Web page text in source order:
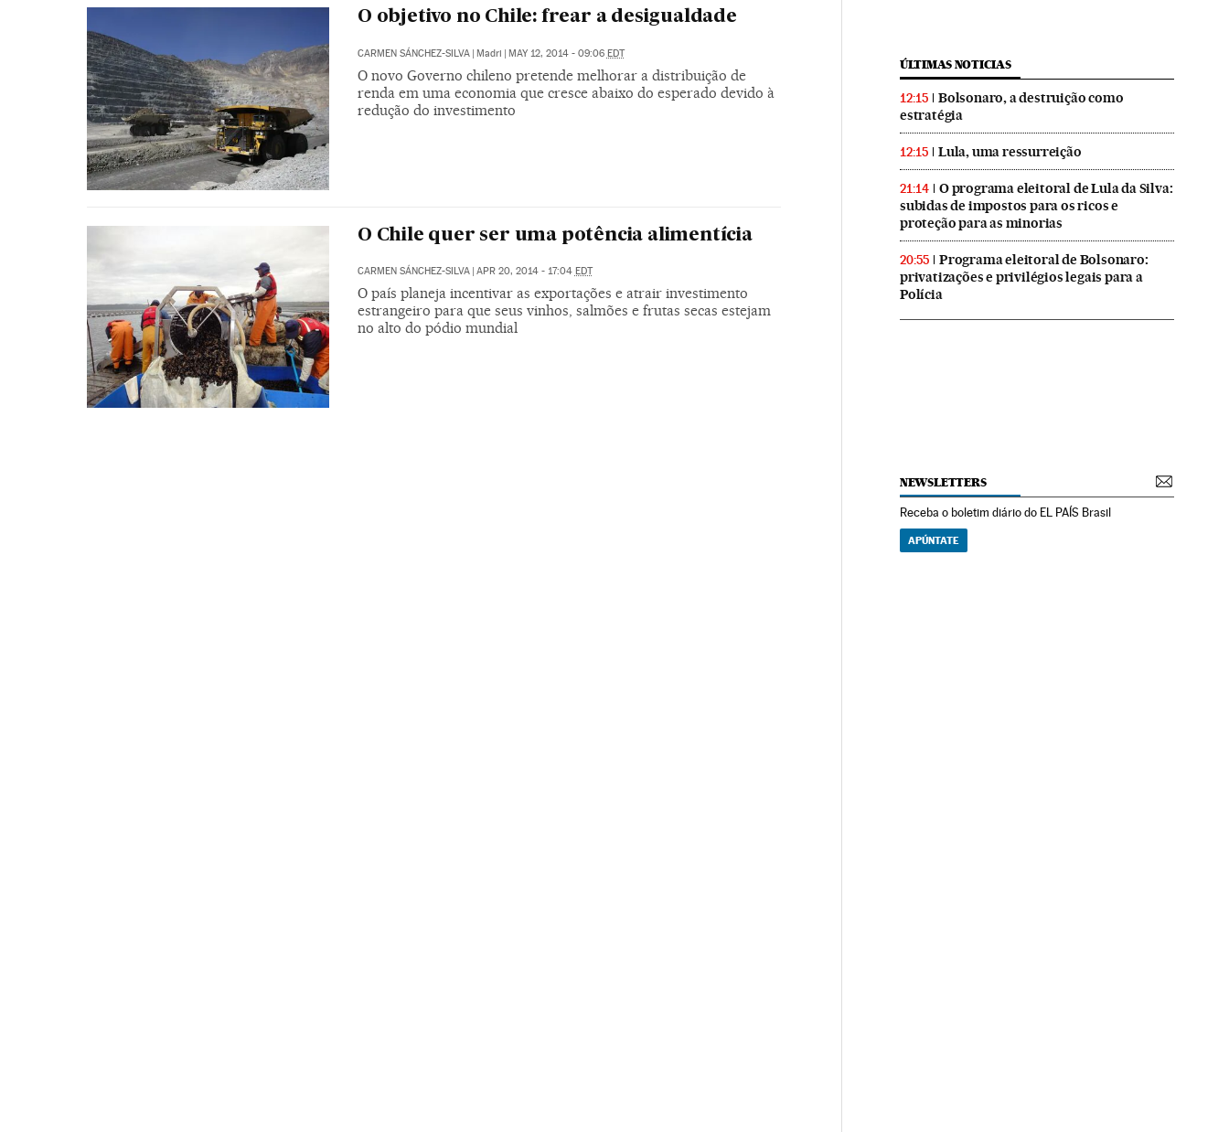
O objetivo no Chile: frear a desigualdade
CARMEN SÁNCHEZ-SILVA | Madri | MAY 12, 2014 - 09:06 EDT
O novo Governo chileno pretende melhorar a distribuição de
renda em uma economia que cresce abaixo do esperado devido à
redução do investimento
O Chile quer ser uma potência alimentícia
CARMEN SÁNCHEZ-SILVA APR 20, 2014 - 17:04 EDT
O país planeja incentivar as exportações e atrair investimento
estrangeiro para que seus vinhos, salmões e frutas secas estejam
no alto do pódio mundial
ÚLTIMAS NOTICIAS
12:15
Bolsonaro, a destruição como
estratégia
12:15 Lula, uma ressurreição
21:14
O programa eleitoral de Lula da Silva:
subidas de impostos para os ricos e
proteção para as minorias
20:55
Programa eleitoral de Bolsonaro:
privatizações e privilégios legais para a
Polícia
NEWSLETTERS
Receba o boletim diário do EL PAÍS Brasil
APÚNTATE